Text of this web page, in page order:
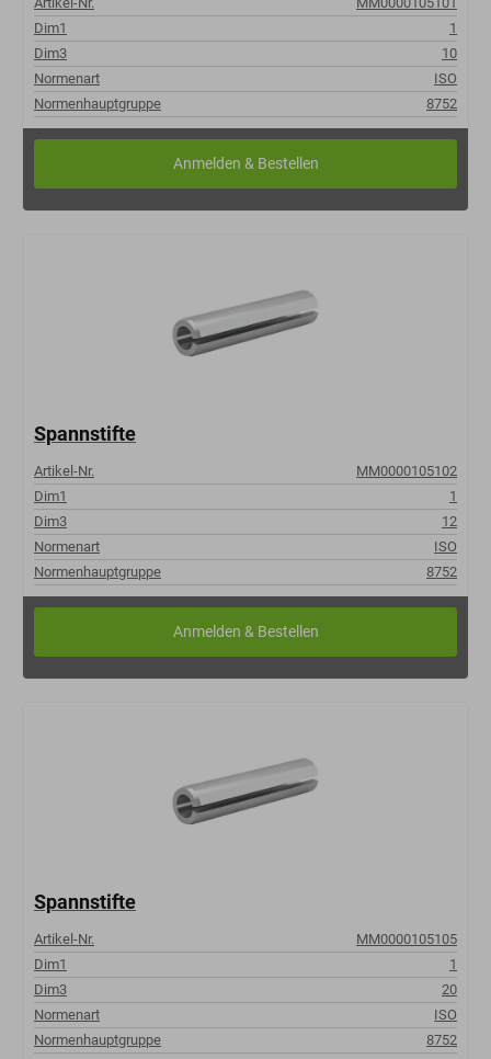
Dim1
1
Dim3
10
Normenart
ISO
Normenhauptgruppe
8752
Spannstifte
Artikel-Nr.
MM0000105102
Dim1
1
Dim3
12
Normenart
ISO
Normenhauptgruppe
8752
Spannstifte
Artikel-Nr.
MM0000105105
Dim1
1
Dim3
20
Normenart
ISO
Normenhauptgruppe
8752